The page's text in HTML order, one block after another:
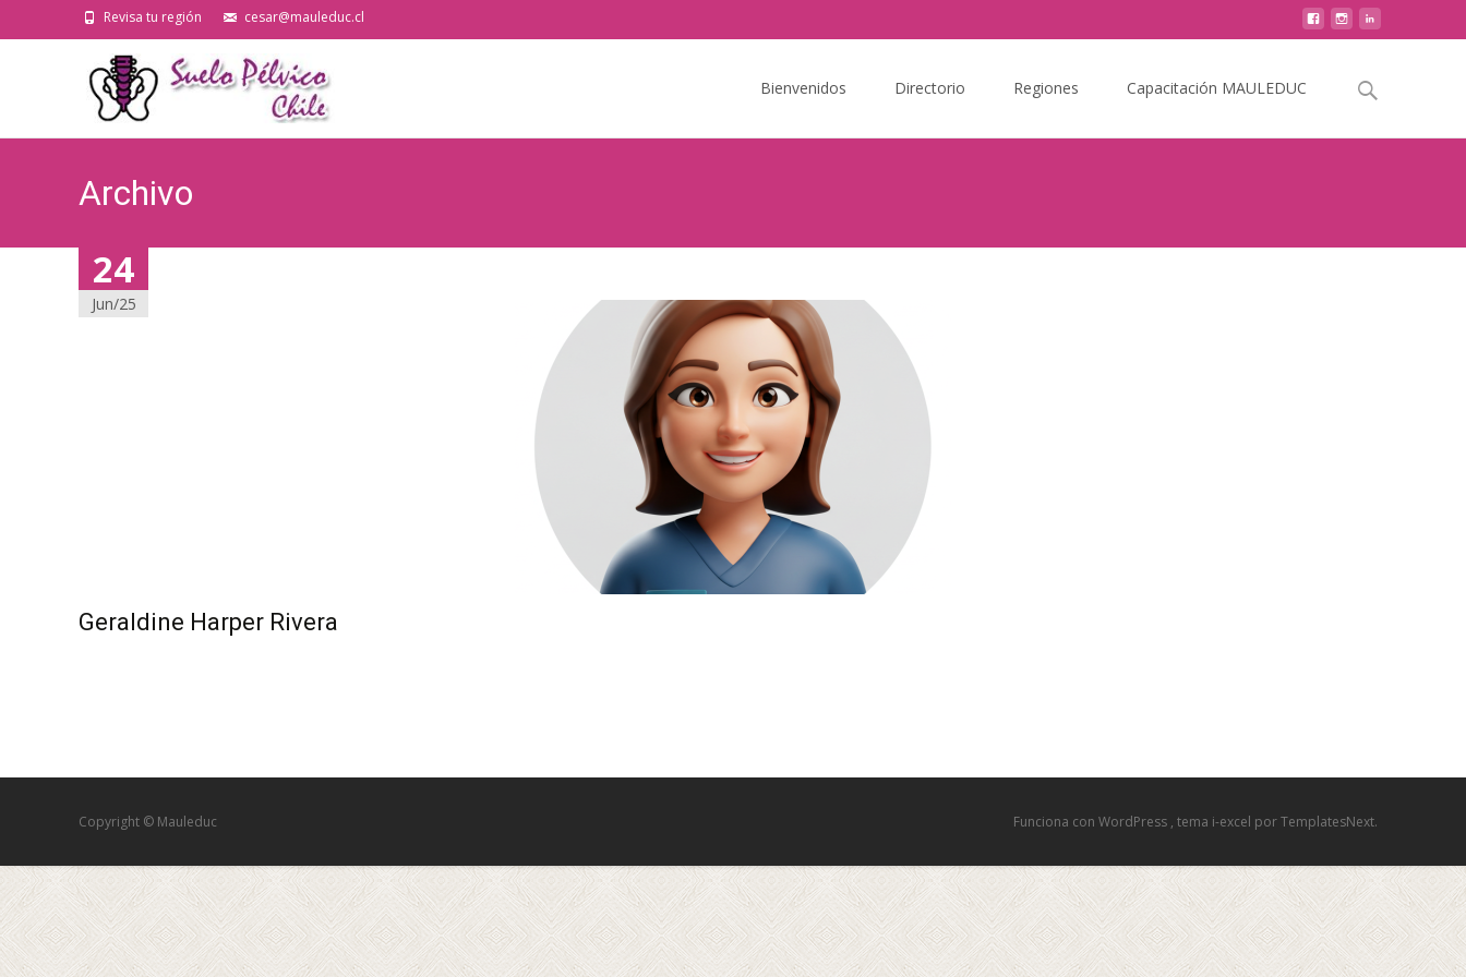
Revisa tu región cesar@mauleduc.cl
Bienvenidos Directorio Regiones Capacitación MAULEDUC
Buscar
por:
Archivo
24
Jun/25
Geraldine Harper Rivera
Copyright © Mauleduc Funciona con WordPress , tema i-excel por TemplatesNext.